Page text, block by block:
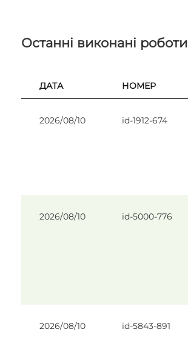
Останні виконані роботи
ДАТА НОМЕР
2026/08/10 id-1912-674
2026/08/10 id-5000-776
2026/08/10 id-5843-891